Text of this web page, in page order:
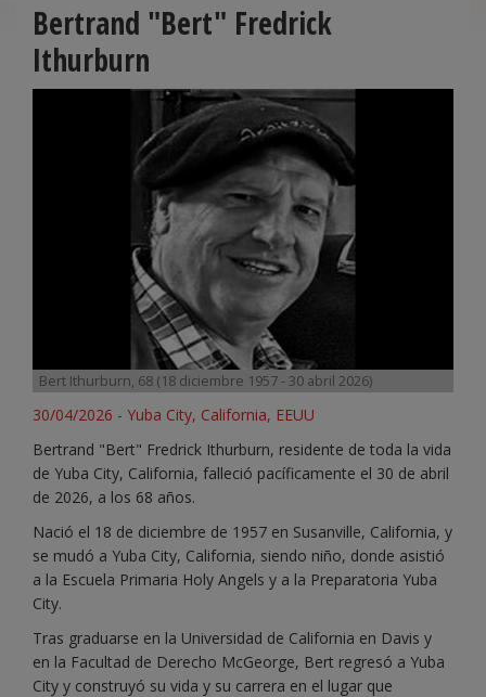
Bertrand "Bert" Fredrick
Ithurburn
Bert Ithurburn, 68 (18 diciembre 1957 - 30 abril 2026)
30/04/2026 - Yuba City, California, EEUU
Bertrand "Bert" Fredrick Ithurburn, residente de toda la vida
de Yuba City, California, falleció pacíficamente el 30 de abril
de 2026, a los 68 años.
Nació el 18 de diciembre de 1957 en Susanville, California, y
se mudó a Yuba City, California, siendo niño, donde asistió
a la Escuela Primaria Holy Angels y a la Preparatoria Yuba
City.
Tras graduarse en la Universidad de California en Davis y
en la Facultad de Derecho McGeorge, Bert regresó a Yuba
City y construyó su vida y su carrera en el lugar que